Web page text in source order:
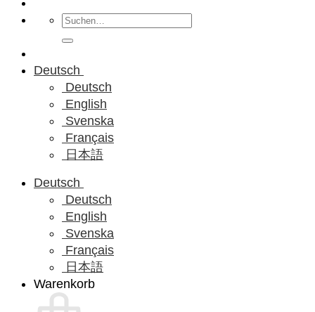
Suchen
nach:
Deutsch
Deutsch
English
Svenska
Français
日本語
Deutsch
Deutsch
English
Svenska
Français
日本語
Warenkorb